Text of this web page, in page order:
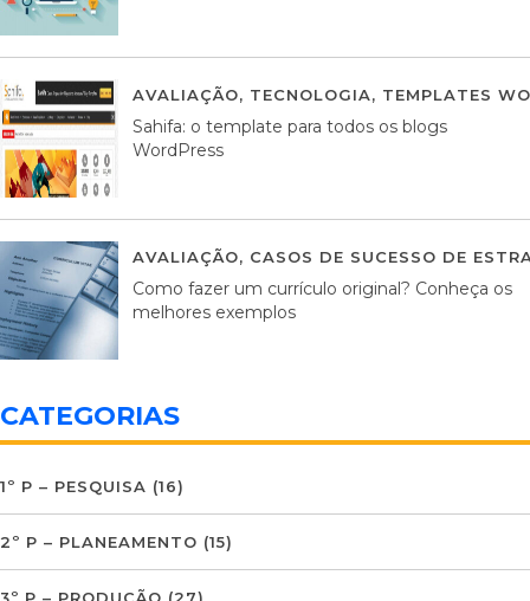
AVALIAÇÃO, TECNOLOGIA, TEMPLATES
Sahifa: o template para todos os blogs
WordPress
AVALIAÇÃO, CASOS DE SUCESSO DE
Como fazer um currículo original? Conheça os
melhores exemplos
CATEGORIAS
1º P – PESQUISA (16)
2º P – PLANEAMENTO (15)